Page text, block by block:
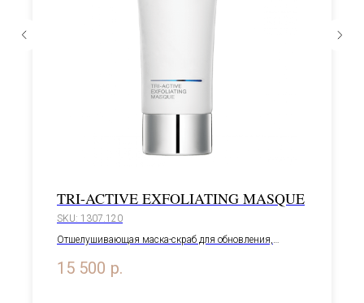
TRI-ACTIVE EXFOLIATING MASQUE
SKU: 1307.120
Отшелушивающая маска-скраб для обновления,
15 500 р.